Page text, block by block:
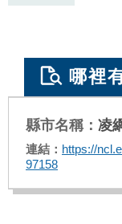
哪裡
凌
https://
97158